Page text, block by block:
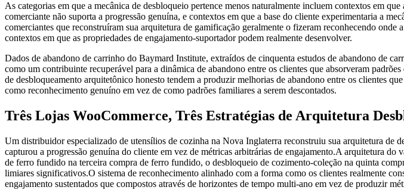
As categorias em que a mecânica de desbloqueio pertence menos naturalmente incluem contextos em
comerciante não suporta a progressão genuína, e contextos em que a base do cliente experimentaria a
comerciantes que reconstruíram sua arquitetura de gamificação geralmente o fizeram reconhecendo
contextos em que as propriedades de engajamento-suportador podem realmente desenvolver.
Dados de abandono de carrinho do Baymard Institute, extraídos de cinquenta estudos de abandono de
como um contribuinte recuperável para a dinâmica de abandono entre os clientes que absorveram
de desbloqueamento arquitetônico honesto tendem a produzir melhorias de abandono entre os clientes
como reconhecimento genuíno em vez de como padrões familiares a serem descontados.
Três Lojas WooCommerce, Três Estratégias de Arquitetura
Um distribuidor especializado de utensílios de cozinha na Nova Inglaterra reconstruiu sua arquitetura de
capturou a progressão genuína do cliente em vez de métricas arbitrárias de engajamento.A arquitetura
de ferro fundido na terceira compra de ferro fundido, o desbloqueio de cozimento-coleção na quinta
limiares significativos.O sistema de reconhecimento alinhado com a forma como os clientes realmente
engajamento sustentados que compostos através de horizontes de tempo multi-ano em vez de produzir